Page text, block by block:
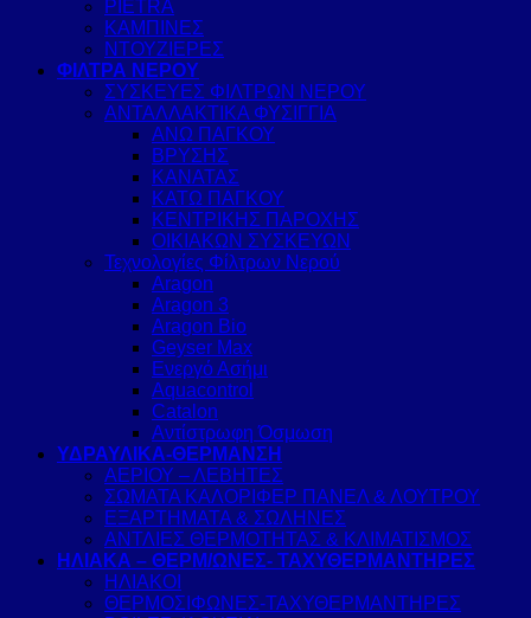
PIETRA
ΚΑΜΠΙΝΕΣ
ΝΤΟΥΖΙΕΡΕΣ
ΦΙΛΤΡΑ ΝΕΡΟΥ
ΣΥΣΚΕΥΕΣ ΦΙΛΤΡΩΝ ΝΕΡΟΥ
ΑΝΤΑΛΛΑΚΤΙΚΑ ΦΥΣΙΓΓΙΑ
ΑΝΩ ΠΑΓΚΟΥ
ΒΡΥΣΗΣ
ΚΑΝΑΤΑΣ
ΚΑΤΩ ΠΑΓΚΟΥ
ΚΕΝΤΡΙΚΗΣ ΠΑΡΟΧΗΣ
ΟΙΚΙΑΚΩΝ ΣΥΣΚΕΥΩΝ
Τεχνολογίες Φίλτρων Νερού
Aragon
Aragon 3
Aragon Bio
Geyser Max
Ενεργό Ασήμι
Aquacontrol
Catalon
Αντίστρωφη Όσμωση
ΥΔΡΑΥΛΙΚΑ-ΘΕΡΜΑΝΣΗ
ΑΕΡΙΟΥ – ΛΕΒΗΤΕΣ
ΣΩΜΑΤΑ ΚΑΛΟΡΙΦΕΡ ΠΑΝΕΛ & ΛΟΥΤΡΟΥ
ΕΞΑΡΤΗΜΑΤΑ & ΣΩΛΗΝΕΣ
ΑΝΤΛΙΕΣ ΘΕΡΜΟΤΗΤΑΣ & ΚΛΙΜΑΤΙΣΜΟΣ
ΗΛΙΑΚΑ – ΘΕΡΜ/ΩΝΕΣ- ΤΑΧΥΘΕΡΜΑΝΤΗΡΕΣ
ΗΛΙΑΚΟΙ
ΘΕΡΜΟΣΙΦΩΝΕΣ-ΤΑΧΥΘΕΡΜΑΝΤΗΡΕΣ